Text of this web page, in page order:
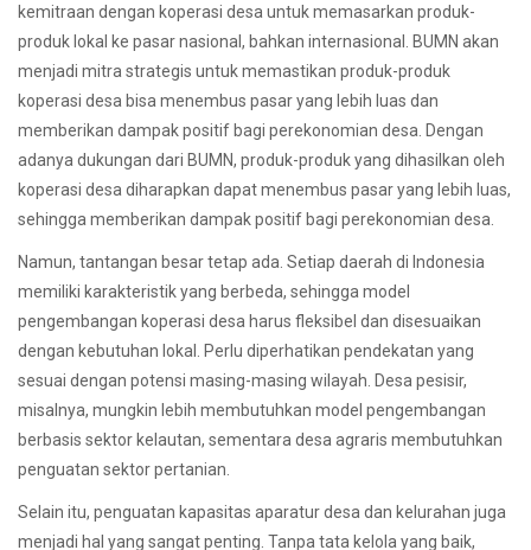
kemitraan dengan koperasi desa untuk memasarkan produk-
produk lokal ke pasar nasional, bahkan internasional. BUMN akan
menjadi mitra strategis untuk memastikan produk-produk
koperasi desa bisa menembus pasar yang lebih luas dan
memberikan dampak positif bagi perekonomian desa. Dengan
adanya dukungan dari BUMN, produk-produk yang dihasilkan oleh
koperasi desa diharapkan dapat menembus pasar yang lebih luas,
sehingga memberikan dampak positif bagi perekonomian desa.
Namun, tantangan besar tetap ada. Setiap daerah di Indonesia
memiliki karakteristik yang berbeda, sehingga model
pengembangan koperasi desa harus fleksibel dan disesuaikan
dengan kebutuhan lokal. Perlu diperhatikan pendekatan yang
sesuai dengan potensi masing-masing wilayah. Desa pesisir,
misalnya, mungkin lebih membutuhkan model pengembangan
berbasis sektor kelautan, sementara desa agraris membutuhkan
penguatan sektor pertanian.
Selain itu, penguatan kapasitas aparatur desa dan kelurahan juga
menjadi hal yang sangat penting. Tanpa tata kelola yang baik,